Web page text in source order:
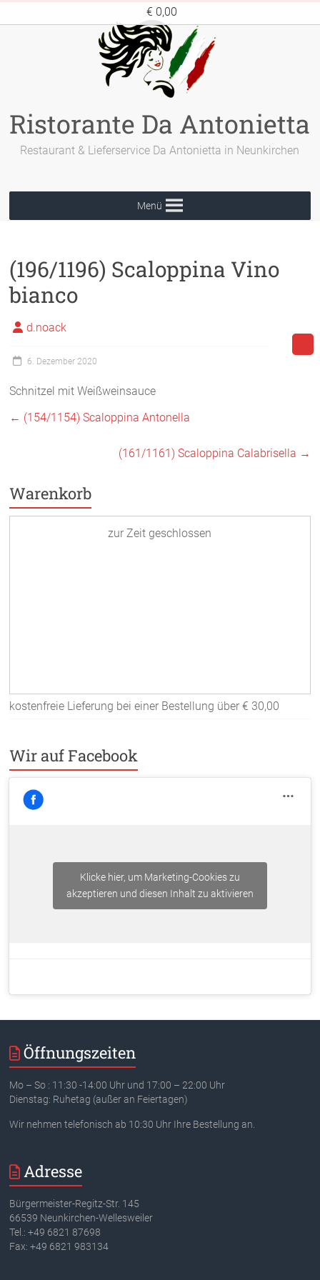
Inhalt
Ristorante Da Antonietta
Restaurant & Lieferservice Da Antonietta in Neunkirchen
Menü
(196/1196) Scaloppina Vino
bianco
d.noack
6. Dezember 2020
Schnitzel mit Weißweinsauce
← (154/1154) Scaloppina Antonella
(161/1161) Scaloppina Calabrisella →
Warenkorb
zur Zeit geschlossen
kostenfreie Lieferung bei einer Bestellung über€ 30,00
Wir auf Facebook
Klicke hier, um Marketing-Cookies zu
akzeptieren und diesen Inhalt zu aktivieren
Öffnungszeiten
Mo – So : 11:30 -14:00 Uhr und 17:00 – 22:00 Uhr
Dienstag: Ruhetag (außer an Feiertagen)
Wir nehmen telefonisch ab 10:30 Uhr Ihre Bestellung an.
Adresse
Bürgermeister-Regitz-Str. 145
66539 Neunkirchen-Wellesweiler
Tel.: +49 6821 87698
Fax: +49 6821 983134
€ 0,00